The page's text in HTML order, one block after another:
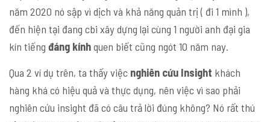
năm 2020 nó sập vì dịch và khả năng quản trị ( đi 1 mình ),
đến hiện tại đang cbi xây dựng lại cùng 1 người anh đại gia
kín tiếng đáng kínhquen biết cũng ngót 10 năm nay.
Qua 2 ví dụ trên, ta thấy việc nghiên cứu Insight khách
hàng khá có hiệu quả và thực dụng, nên việc vì sao phải
nghiên cứu insight đã có câu trả lời đúng không? Nó rất thú